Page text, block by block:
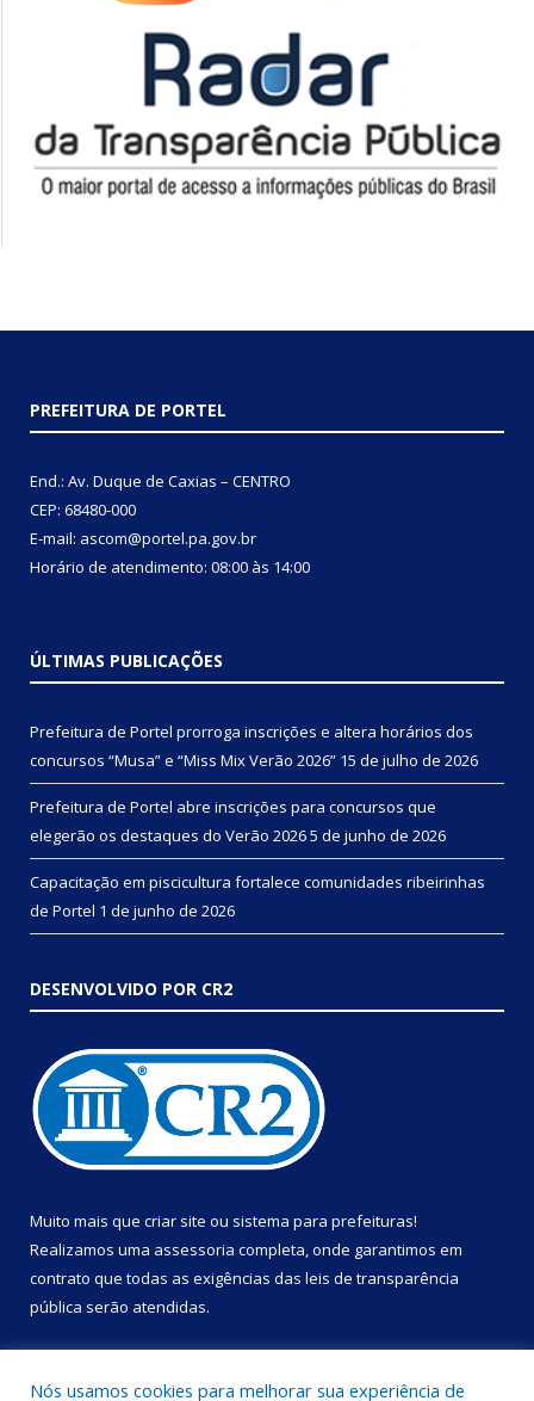
PREFEITURA DE PORTEL
End.: Av. Duque de Caxias – CENTRO
CEP: 68480-000
E-mail: ascom@portel.pa.gov.br
Horário de atendimento: 08:00 às 14:00
ÚLTIMAS PUBLICAÇÕES
Prefeitura de Portel prorroga inscrições e altera horários dos
concursos “Musa” e “Miss Mix Verão 2026” 15 de julho de 2026
Prefeitura de Portel abre inscrições para concursos que
elegerão os destaques do Verão 20265 de junho de 2026
Capacitação em piscicultura fortalece comunidades ribeirinhas
de Portel 1 de junho de 2026
DESENVOLVIDO POR CR2
Muito mais que criar site ou sistema para prefeituras!
Realizamos uma assessoria completa, onde garantimos em
contrato que todas as exigências das leis de transparência
pública serão atendidas.
Nós usamos cookies para melhorar sua experiência de